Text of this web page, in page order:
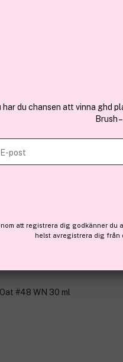
har du chansen att vinna ghd
Brush
E-post
att registrera dig godkänner du
helst avregistrera dig från